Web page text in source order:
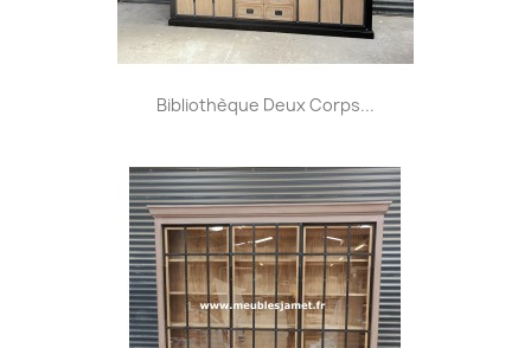
Bibliothèque Deux Corps...